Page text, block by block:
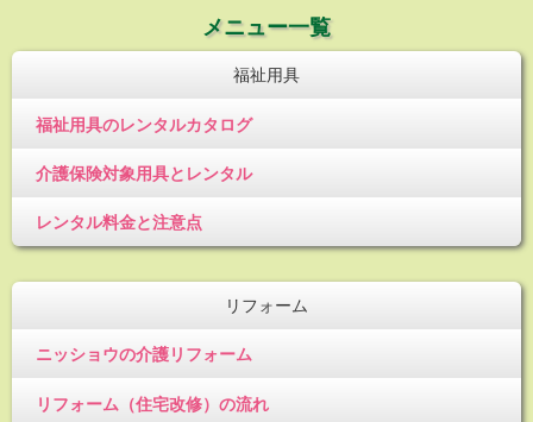
メニュー一覧
福祉用具
福祉用具のレンタルカタログ
介護保険対象用具とレンタル
レンタル料金と注意点
リフォーム
ニッショウの介護リフォーム
リフォーム（住宅改修）の流れ